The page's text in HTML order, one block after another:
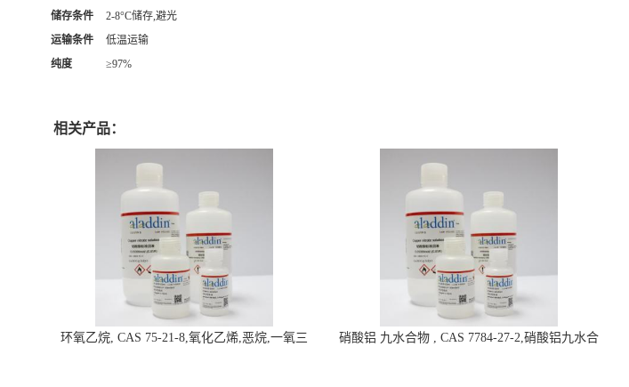
储存条件
2-8°C储存,避光
运输条件
低温运输
纯度
≥97%
相关产品：
环氧乙烷, CAS 75-21-8,氧化乙烯,恶烷,一氧三
硝酸铝 九水合物 , CAS 7784-27-2,硝酸铝九水合